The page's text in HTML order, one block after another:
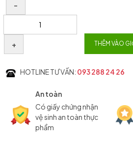
–
+ THÊM VÀO
HOTLINE TƯ VẤN: 093 288 24 26
An toàn
Có giấy chứng nhận
vệ sinh an toàn thực
phẩm